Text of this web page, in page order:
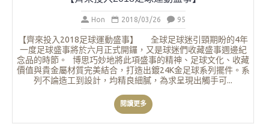
頸期盼的4年
藏盛事週邊紀
球文化、收藏
系列擺件。系
觸手可...